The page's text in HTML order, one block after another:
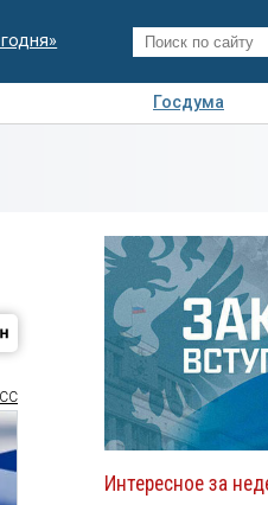
Госдума
Интересное за